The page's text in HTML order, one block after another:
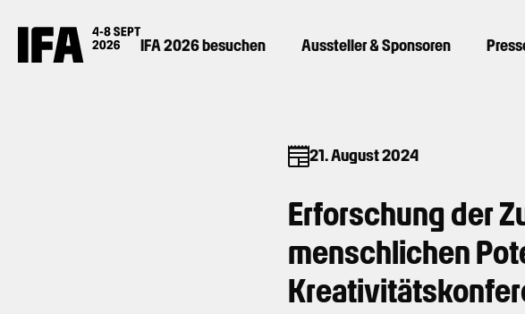
IFA 2026 besuchen Aussteller & Sponsoren
21. August 2024
Erforschung der
menschlichen